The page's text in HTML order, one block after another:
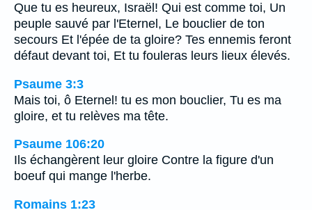
Que tu es heureux, Israël! Qui est comme toi, Un
peuple sauvé par l'Eternel, Le bouclier de ton
secours Et l'épée de ta gloire? Tes ennemis feront
défaut devant toi, Et tu fouleras leurs lieux élevés.
Psaume 3:3
Mais toi, ô Eternel! tu es mon bouclier, Tu es ma
gloire, et tu relèves ma tête.
Psaume 106:20
Ils échangèrent leur gloire Contre la figure d'un
boeuf qui mange l'herbe.
Romains 1:23